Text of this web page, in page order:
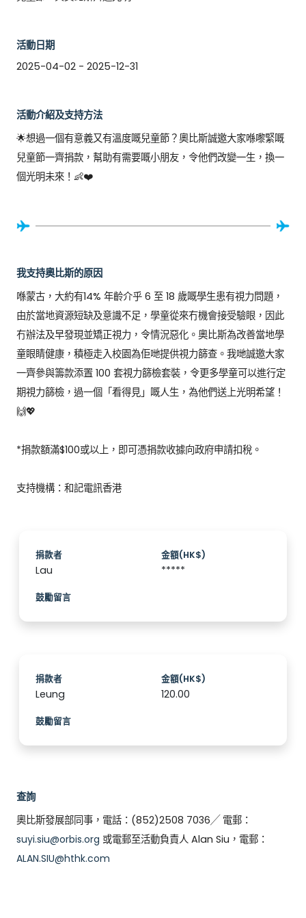
活動日期
2025-04-02 - 2025-12-31
活動介紹及支持方法
🌟想過一個有意義又有溫度嘅兒童節？奧比斯誠邀大家喺嚟緊嘅
兒童節一齊捐款，幫助有需要嘅小朋友，令他們改變一生，換一
個光明未來！👶❤️
我支持奧比斯的原因
喺蒙古，大約有14% 年齡介乎 6 至 18 歲嘅學生患有視力問題，
由於當地資源短缺及意識不足，學童從來冇機會接受驗眼，因此
冇辦法及早發現並矯正視力，令情況惡化。奧比斯為改善當地學
童眼睛健康，積極走入校園為佢哋提供視力篩查。我哋誠邀大家
一齊參與籌款添置 100 套視力篩檢套裝，令更多學童可以進行定
期視力篩檢，過一個「看得見」嘅人生，為他們送上光明希望！
🙌💖
*捐款額滿$100或以上，即可憑捐款收據向政府申請扣稅。
支持機構：和記電訊香港
捐款者
Lau
金額(HK$)
*****
鼓勵留言
捐款者
Leung
金額(HK$)
120.00
鼓勵留言
查詢
奧比斯發展部同事，電話：(852)2508 7036╱ 電郵：
suyi.siu@orbis.org 或電郵至活動負責人 Alan Siu，電郵：
ALAN.SIU@hthk.com